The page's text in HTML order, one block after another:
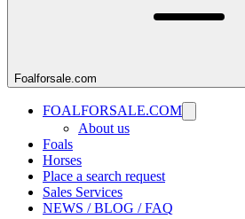
Foalforsale.com
FOALFORSALE.COM
About us
Foals
Horses
Place a search request
Sales Services
NEWS / BLOG / FAQ